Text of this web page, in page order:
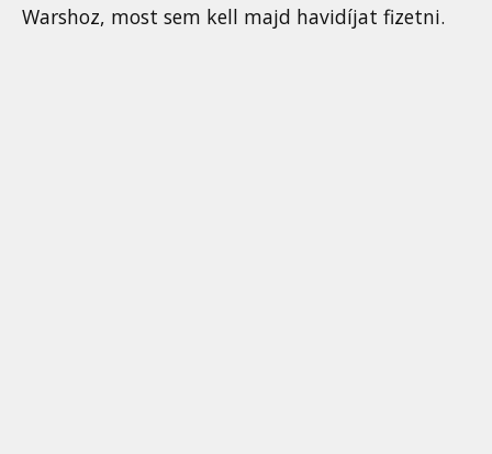
Warshoz, most sem kell majd havidíjat fizetni.